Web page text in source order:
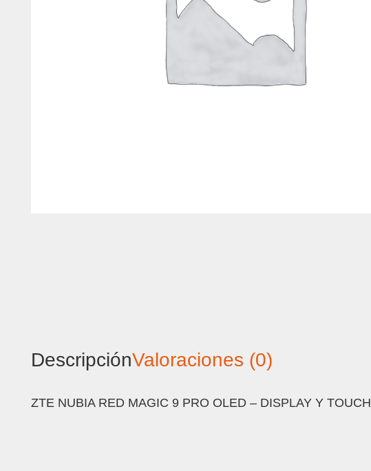
DescripciónValoraciones (0)
ZTE NUBIA RED MAGIC 9 PRO OLED – DISPLAY Y TOUCH